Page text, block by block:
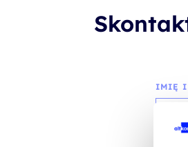
IMIĘ I